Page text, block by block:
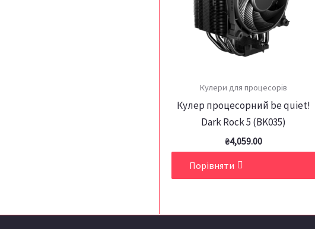
Кулери для процесорів
Кулер процесорний be quiet!
Dark Rock 5 (BK035)
₴4,059.00
Порівняти